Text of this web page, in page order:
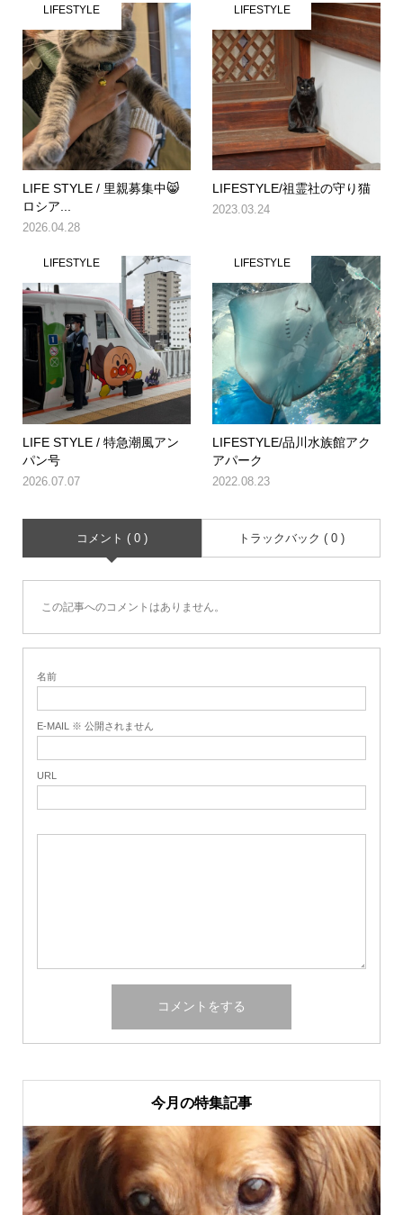
LIFESTYLE
LIFE STYLE / 里親募集中😸
ロシア...
2026.04.28
LIFESTYLE
LIFESTYLE/祖霊社の守り猫
2023.03.24
LIFESTYLE
LIFE STYLE / 特急潮風アン
パン号
2026.07.07
LIFESTYLE
LIFESTYLE/品川水族館アク
アパーク
2022.08.23
コメント ( 0 ) トラックバック ( 0 )
この記事へのコメントはありません。
名前
E-MAIL ※ 公開されません
URL
今月の特集記事